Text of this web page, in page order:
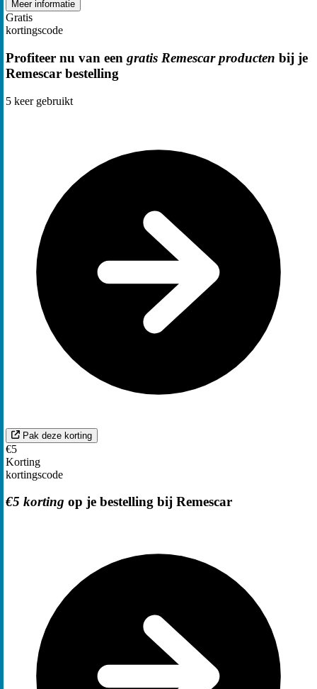
Meer informatie
Gratis
kortingscode
Profiteer nu van een gratis Remescar producten bij je
Remescar bestelling
5 keer gebruikt
Pak deze korting
€5
Korting
kortingscode
€5 korting op je bestelling bij Remescar